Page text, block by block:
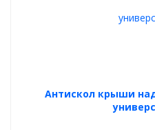
Антискол крыши